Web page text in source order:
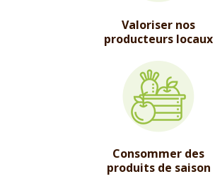
Valoriser nos
producteurs locaux
Consommer des
produits de saison